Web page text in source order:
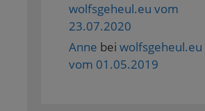
wolfsgeheul.eu vom
23.07.2020
Anne bei wolfsgeheul.eu
vom 01.05.2019